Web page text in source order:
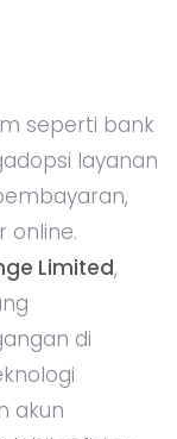
seperti bank
layanan
online.
Limited,
di
akun